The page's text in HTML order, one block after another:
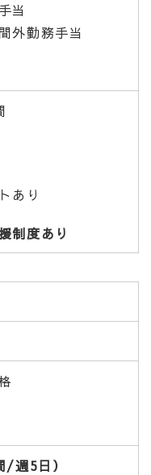
当
外勤務手当
あり
制度あり
/週5日）